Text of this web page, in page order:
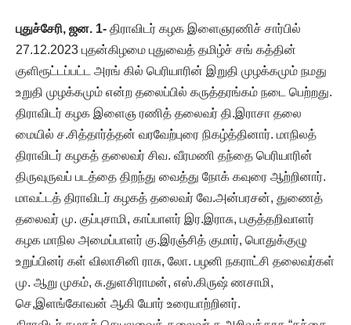
புதுச்சேரி, ஜன. 1- திராவிடர் கழக இளைஞரணிச் சார்பில்
27.12.2023 புதன்கிழமை புதுவைத் தமிழ்ச் சங் கத்தின்
குளிரூட்டப்பட்ட அரங் கில் பெரியாரின் இறுதி முழக்கமும் நமது
உறுதி முழக்கமும் என்ற தலைப்பில் கருத்தரங்கம் நடை பெற்றது.
திராவிடர் கழக இளைஞ ரணித் தலைவர் தி.இராசா தலை
மையில் ச.சித்தார்த்தன் வரவேற்புரை நிகழ்த்தினார். மாநிலத்
திராவிடர் கழகத் தலைவர் சிவ. வீரமணி தந்தை பெரியாரின்
திருவுருவப் படத்தை திறந்து வைத்து நோக் கவுரை ஆற்றினார்.
மாவட்டத் திராவிடர் கழகத் தலைவர் வே.அன்பரசன், துணைத்
தலைவர் மு. குப்புசாமி, காப்பாளர் இர.இராசு, பகுத்தறிவாளர்
கழக மாநில அமைப்பாளர் கு.இரஞ்சித் குமார், பொதுக்குழு
உறுப்பினர் கள் விலாசினி ராசு, லோ. பழனி நகராட்சி தலைவர்கள்
மு. ஆறு முகம், சு.துளசிராமன், எஸ்.கிருஷ் ணசாமி,
செ,இளங்கோவன் ஆகி யோர் உரையாற்றினர்.